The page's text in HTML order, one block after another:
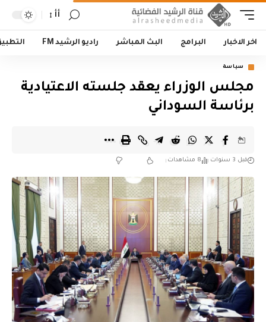
أأ
اخر الاخبار البرامج البث المباشر راديو الرشيد FM
سياسة
مجلس الوزراء يعقد جلسته الاعتيادية
برئاسة السوداني
قبل 3 سنوات 8 مشاهدات